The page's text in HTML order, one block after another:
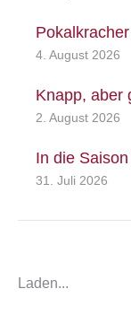
4. August 2026
Knapp, aber
2. August 2026
In die
31. Juli 2026
Laden...